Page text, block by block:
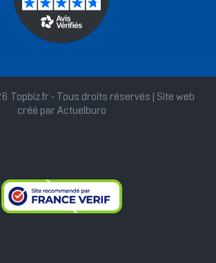
Topbiz.fr - Tous droits réservés | Site web
créé par Actuelburo